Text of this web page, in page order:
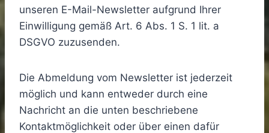
unseren E-Mail-Newsletter aufgrund Ihrer
Einwilligung gemäß Art. 6 Abs. 1 S. 1 lit. a
DSGVO zuzusenden.
Die Abmeldung vom Newsletter ist jederzeit
möglich und kann entweder durch eine
Nachricht an die unten beschriebene
Kontaktmöglichkeit oder über einen dafür